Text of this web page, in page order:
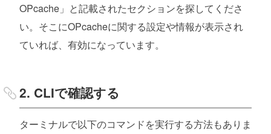
OPcache」と記載されたセクションを探してくださ
い。そこにOPcacheに関する設定や情報が表示され
ていれば、有効になっています。
2. CLIで確認する
ターミナルで以下のコマンドを実行する方法もありま